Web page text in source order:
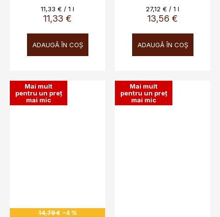
11,33 €
Evaluare
preţ:
11,33 € / 1 l
ADAUGĂ ÎN COŞ
13,56 €
Evaluare
preţ:
27,12 € / 1 l
ADAUGĂ ÎN COŞ
Mai mult
pentru un preț
mai mic
14,79 € –4 %
Mai mult
pentru un preț
mai mic